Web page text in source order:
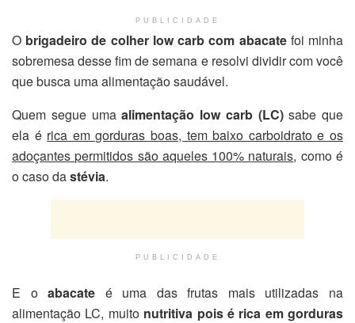
PUBLICIDADE
O brigadeiro de colher low carb com abacatefoi minha
sobremesa desse fim de semana e resolvi dividir com você
que busca uma alimentação saudável.
Quem segue umaalimentação low carb (LC)sabe que
ela é rica em gorduras boas, tem baixo carboidrato e os
adoçantes permitidos são aqueles 100% naturais, como é
o caso dastévia.
PUBLICIDADE
E oabacate é uma das frutas mais utilizadas na
alimentação LC, muito nutritiva pois é rica em gorduras